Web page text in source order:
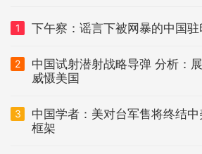
1 下午察：谣言下被网暴的中国
2
中国试射潜射战略导弹 分析：
威慑美国
3
中国学者：美对台军售将终结中
框架